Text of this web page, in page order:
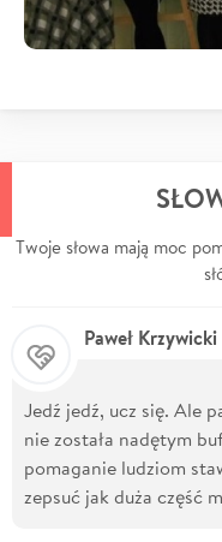
Twoje słowa mają moc
Paweł Krzywicki
Jedź jedź, ucz się. Ale
nie została nadętym
pomaganie ludziom
zepsuć jak duża część